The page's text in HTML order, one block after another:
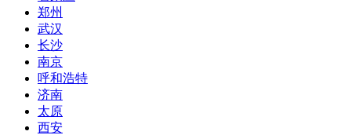
郑州
武汉
长沙
南京
呼和浩特
济南
太原
西安